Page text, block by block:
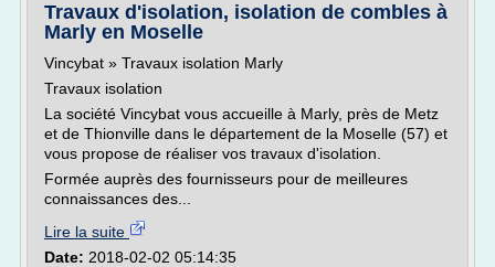
Travaux d'isolation, isolation de combles à
Marly en Moselle
Vincybat » Travaux isolation Marly
Travaux isolation
La société Vincybat vous accueille à Marly, près de Metz
et de Thionville dans le département de la Moselle (57) et
vous propose de réaliser vos travaux d'isolation.
Formée auprès des fournisseurs pour de meilleures
connaissances des...
Lire la suite
Date: 2018-02-02 05:14:35